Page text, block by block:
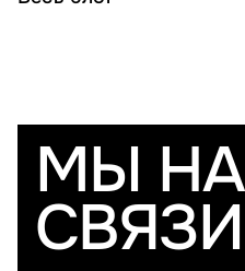
МЫ НА
СВЯЗИ